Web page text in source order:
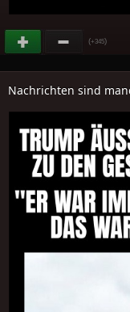
(+345)
Nachrichten sind